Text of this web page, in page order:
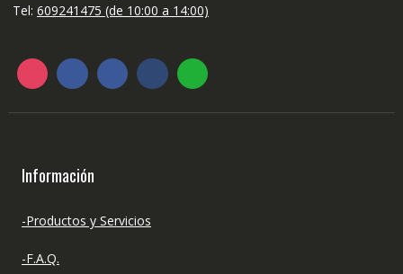
Tel: 609241475 (de 10:00 a 14:00)
Información
-Productos y Servicios
-F.A.Q.